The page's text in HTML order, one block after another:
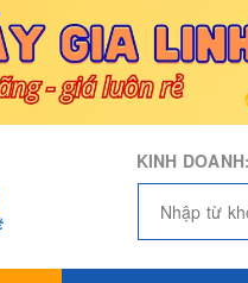
KINH DOANH: